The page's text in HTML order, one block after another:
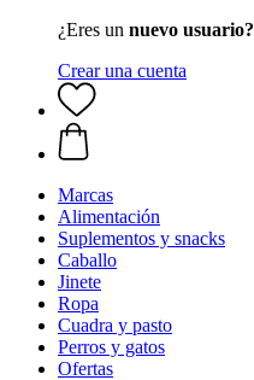
¿Eres un nuevo usuario?
Crear una cuenta
Marcas
Alimentación
Suplementos y snacks
Caballo
Jinete
Ropa
Cuadra y pasto
Perros y gatos
Ofertas